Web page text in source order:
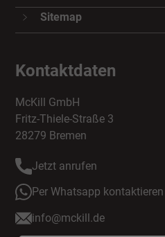
Sitemap
Kontaktdaten
McKill GmbH
Fritz-Thiele-Straße 3
28279 Bremen
Jetzt anrufen
Per Whatsapp kontaktieren
info@mckill.de